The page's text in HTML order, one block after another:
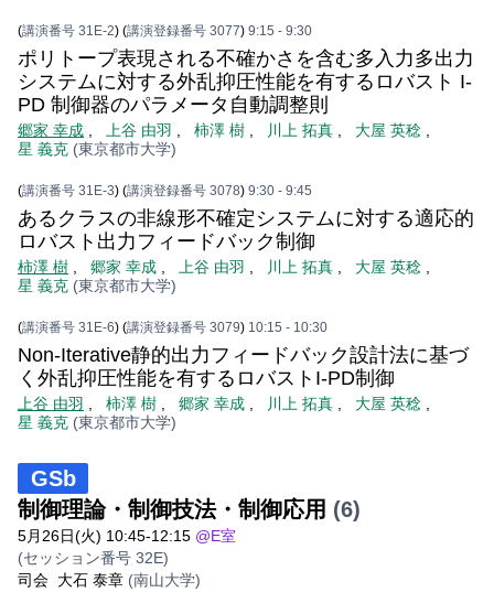
(講演番号 31E-2) (講演登録番号 3077) 9:15 - 9:30
ポリトープ表現される不確かさを含む多入力多出力
システムに対する外乱抑圧性能を有するロバスト I-
PD 制御器のパラメータ自動調整則
郷家 幸成 上谷 由羽 柿澤 樹 川上 拓真 大屋 英稔
星 義克 (東京都市大学)
(講演番号 31E-3) (講演登録番号 3078) 9:30 - 9:45
あるクラスの非線形不確定システムに対する適応的
ロバスト出力フィードバック制御
柿澤 樹 郷家 幸成 上谷 由羽 川上 拓真 大屋 英稔
星 義克 (東京都市大学)
(講演番号 31E-6) (講演登録番号 3079) 10:15 - 10:30
Non-Iterative静的出力フィードバック設計法に基づ
く外乱抑圧性能を有するロバストI-PD制御
上谷 由羽 柿澤 樹 郷家 幸成 川上 拓真 大屋 英稔
星 義克 (東京都市大学)
GSb
制御理論・制御技法・制御応用 (6)
5月26日(火) 10:45-12:15 @E室
(セッション番号 32E)
司会 大石 泰章 (南山大学)